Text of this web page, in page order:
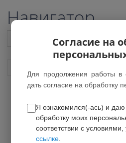
Навигатор
Список всех
Я создаю
*Нет действующих групп
Согласие на
Для продолжения работы в
дать согласие на обработку
Я ознакомился(-ась) и даю
обработку моих
соответствии с
ссылке